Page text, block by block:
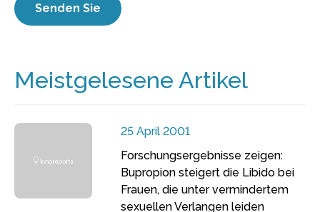
Meistgelesene Artikel
25 April 2001
Forschungsergebnisse zeigen:
Bupropion steigert die Libido bei
Frauen, die unter vermindertem
sexuellen Verlangen leiden